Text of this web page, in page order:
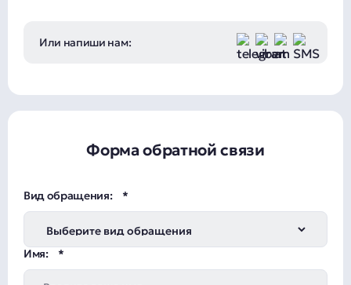
Или напиши нам:
Форма обратной связи
Вид обращения:
Имя: